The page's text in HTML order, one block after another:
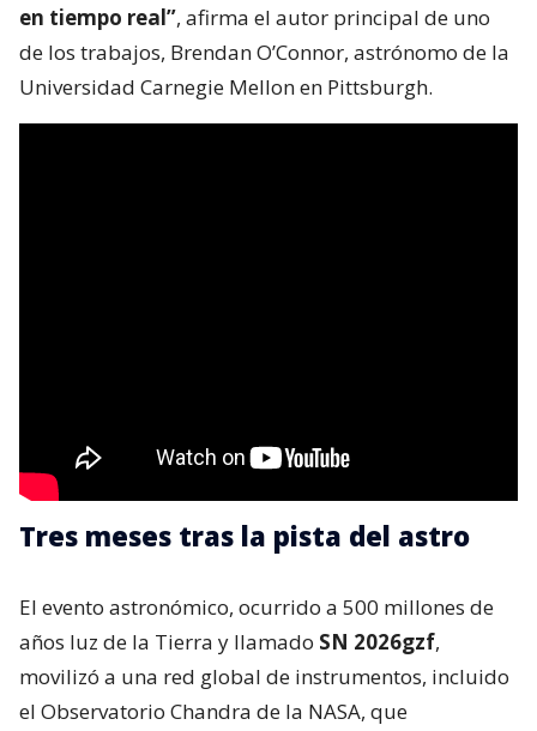
en tiempo real”, afirma el autor principal de uno
de los trabajos, Brendan O’Connor, astrónomo de la
Universidad Carnegie Mellon en Pittsburgh.
Tres meses tras la pista del astro
El evento astronómico, ocurrido a 500 millones de
años luz de la Tierra y llamado SN 2026gzf,
movilizó a una red global de instrumentos, incluido
el Observatorio Chandra de la NASA, que